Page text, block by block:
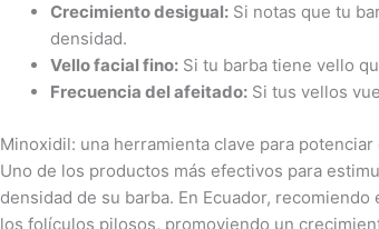
Crecimiento desigual: Si notas que tu
densidad.
Vello facial fino: Si tu barba tiene vello
Frecuencia del afeitado: Si tus vellos
Minoxidil: una herramienta clave para
Uno de los productos más efectivos para
densidad de su barba. En Ecuador,
los folículos pilosos, promoviendo un